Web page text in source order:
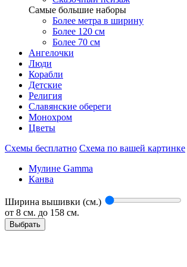
Самые большие наборы
Более метра в ширину
Более 120 см
Более 70 см
Ангелочки
Люди
Корабли
Детские
Религия
Славянские обереги
Монохром
Цветы
Схемы бесплатно Схема по вашей картинке
Мулине Gamma
Канва
Ширина вышивки (см.)
от 8 см. до 158 см.
Выбрать